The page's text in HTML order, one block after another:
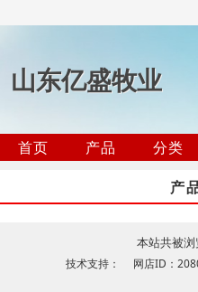
山东亿盛牧业
首页 产品 分类
产
本站共被浏
技术支持： 网店ID：